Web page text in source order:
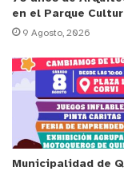
el pasado
Región, con la
clubes
Lassemifinales
semana
Valparaíso,
campeonato
en el Parque
9 Agosto, 2026
Municipalidad de